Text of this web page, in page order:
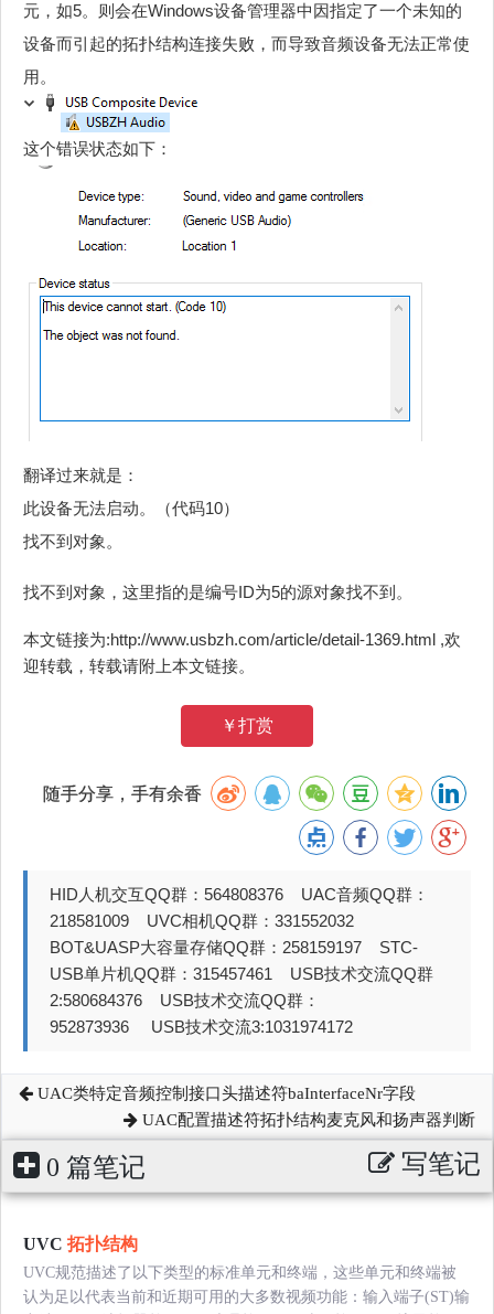
元，如5。则会在Windows设备管理器中因指定了一个未知的
设备而引起的拓扑结构连接失败，而导致音频设备无法正常使
用。
这个错误状态如下：
翻译过来就是：
此设备无法启动。（代码10）
找不到对象。
找不到对象，这里指的是编号ID为5的源对象找不到。
本文链接为:http://www.usbzh.com/article/detail-1369.html ,欢
迎转载，转载请附上本文链接。
￥打赏
随手分享，手有余香
HID人机交互QQ群：564808376 UAC音频QQ群：
218581009 UVC相机QQ群：331552032
BOT&UASP大容量存储QQ群：258159197 STC-
USB单片机QQ群：315457461 USB技术交流QQ群
2:580684376 USB技术交流QQ群：
952873936 USB技术交流3:1031974172
UAC类特定音频控制接口头描述符baInterfaceNr字段
UAC配置描述符拓扑结构麦克风和扬声器判断
0 篇笔记 写笔记
UVC 拓扑结构
UVC规范描述了以下类型的标准单元和终端，这些单元和终端被
认为足以代表当前和近期可用的大多数视频功能：输入端子(ST)输